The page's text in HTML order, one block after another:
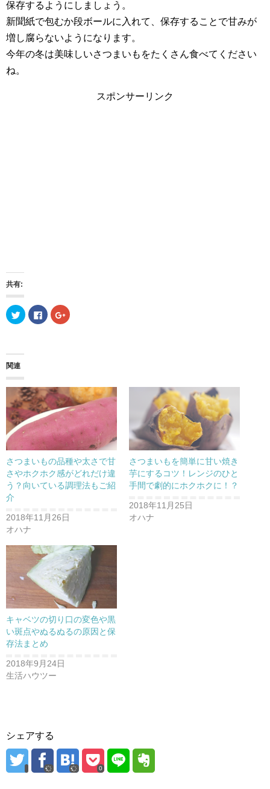
保存するようにしましょう。
新聞紙で包むか段ボールに入れて、保存することで甘みが
増し腐らないようになります。
今年の冬は美味しいさつまいもをたくさん食べてください
ね。
スポンサーリンク
共有:
ク
リ
T
t
t
e
r
で
共
有
(
新
い
ウ
ィ
ン
ド
ウ
ま
す
)
F
a
有
す
る
に
は
ク
リ
ッ
ク
し
て
く
だ
さ
い
い
ウ
ド
ウ
で
き
ま
す
)
ク
リ
l
+
で
共
新
し
い
ウ
ィ
ン
ド
ウ
ま
す
関連
さつまいもの品種や太さで甘
さやホクホク感がどれだけ違
う？向いている調理法もご紹
介
2018年11月26日
オハナ
さつまいもを簡単に甘い焼き
芋にするコツ！レンジのひと
手間で劇的にホクホクに！？
2018年11月25日
オハナ
キャベツの切り口の変色や黒
い斑点やぬるぬるの原因と保
存法まとめ
2018年9月24日
生活ハウツー
シェアする
0